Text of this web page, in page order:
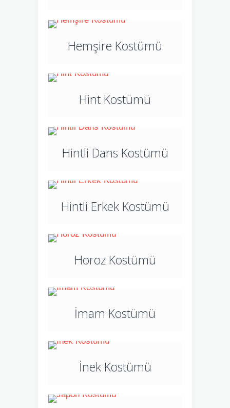
Hemşire Kostümü
Hint Kostümü
Hintli Dans Kostümü
Hintli Erkek Kostümü
Horoz Kostümü
İmam Kostümü
İnek Kostümü